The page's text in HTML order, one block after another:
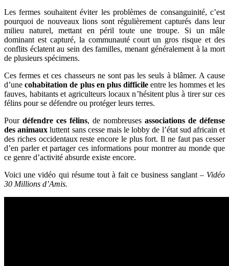
Les fermes souhaitent éviter les problèmes de consanguinité, c’est
pourquoi de nouveaux lions sont régulièrement capturés dans leur
milieu naturel, mettant en péril toute une troupe. Si un mâle
dominant est capturé, la communauté court un gros risque et des
conflits éclatent au sein des familles, menant généralement à la mort
de plusieurs spécimens.
Ces fermes et ces chasseurs ne sont pas les seuls à blâmer. A cause
d’unecohabitation de plus en plus difficile entre les hommes et les
fauves, habitants et agriculteurs locaux n’hésitent plus à tirer sur ces
félins pour se défendre ou protéger leurs terres.
Pour défendre ces félins, de nombreuses associations de défense
des animaux luttent sans cesse mais le lobby de l’état sud africain et
des riches occidentaux reste encore le plus fort. Il ne faut pas cesser
d’en parler et partager ces informations pour montrer au monde que
ce genre d’activité absurde existe encore.
Voici une vidéo qui résume tout à fait ce business sanglant – Vidéo
30 Millions d’Amis.